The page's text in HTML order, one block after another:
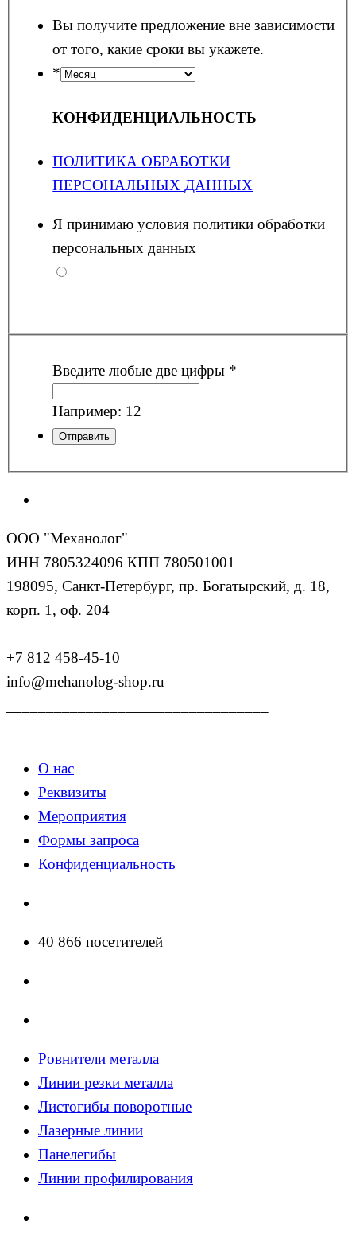
Вы получите предложение вне зависимости
от того, какие сроки вы укажете.
*
КОНФИДЕНЦИАЛЬНОСТЬ
ПОЛИТИКА ОБРАБОТКИ
ПЕРСОНАЛЬНЫХ ДАННЫХ
Я принимаю условия политики обработки
персональных данных
Введите любые две цифры *
Например: 12
ООО "Механолог"
ИНН 7805324096 КПП 780501001
198095, Санкт-Петербург, пр. Богатырский, д. 18,
корп. 1, оф. 204
+7 812 458-45-10
info@mehanolog-shop.ru
О нас
Реквизиты
Мероприятия
Формы запроса
Конфиденциальность
40 866 посетителей
Ровнители металла
Линии резки металла
Листогибы поворотные
Лазерные линии
Панелегибы
Линии профилирования